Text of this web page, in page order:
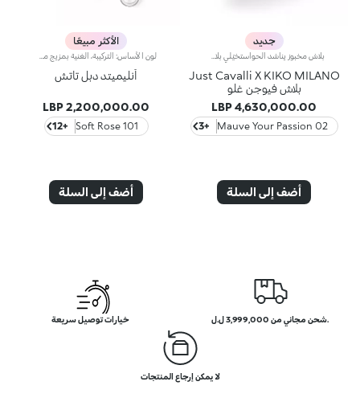
جديد
Just Cavalli X KIKO MILANO
بلاش فيوجن غلو
4,630,000.00 LBP
02 Mauve Your Passion
+3
أضف إلى السلة
الأكثر مبيعًا
أنليميتد دبل تاتش
2,200,000.00 LBP
101 Soft Rose
+12
أضف إلى السلة
.شحن مجاني من 3,999,000 ل.ل خيارات توصيل سريعة
لا يمكن إرجاع المنتجات